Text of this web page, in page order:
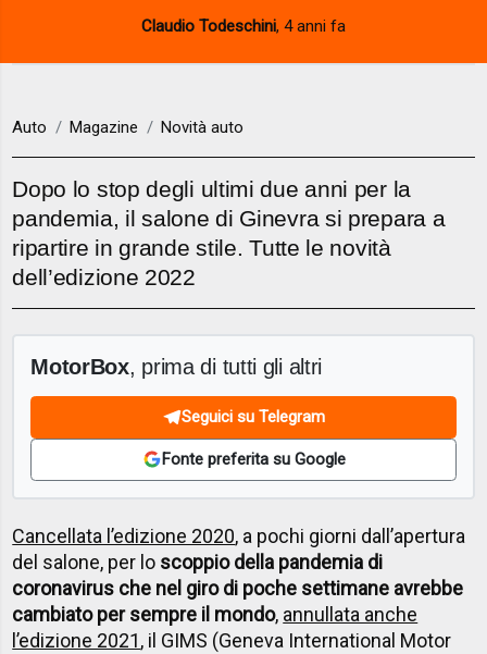
Claudio Todeschini, 4 anni fa
Auto Magazine Novità auto
Dopo lo stop degli ultimi due anni per la
pandemia, il salone di Ginevra si prepara a
ripartire in grande stile. Tutte le novità
dell’edizione 2022
MotorBox, prima di tutti gli altri
Seguici su Telegram
Fonte preferita su Google
Cancellata l’edizione 2020, a pochi giorni dall’apertura
del salone, per lo scoppio della pandemia di
coronavirus che nel giro di poche settimane avrebbe
cambiato per sempre il mondo, annullata anche
l’edizione 2021, il GIMS (Geneva International Motor